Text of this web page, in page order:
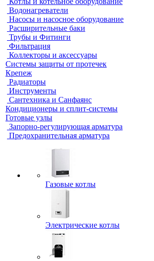
Водонагреватели
Насосы и насосное оборудование
Расширительные баки
Трубы и Фитинги
Фильтрация
Коллекторы и аксессуары
Системы защиты от протечек
Крепеж
Радиаторы
Инструменты
Сантехника и Санфаянс
Кондиционеры и сплит-системы
Готовые узлы
Запорно-регулирующая арматура
Предохранительная арматура
Газовые котлы
Электрические котлы